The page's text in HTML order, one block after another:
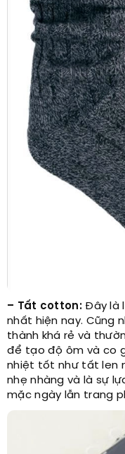
– Tất cotton: Đây là
nhất hiện nay. Cũng
thành khá rẻ và
để tạo độ ôm và co
nhiệt tốt như tất len
nhẹ nhàng và là sự
mặc ngày lẫn trang